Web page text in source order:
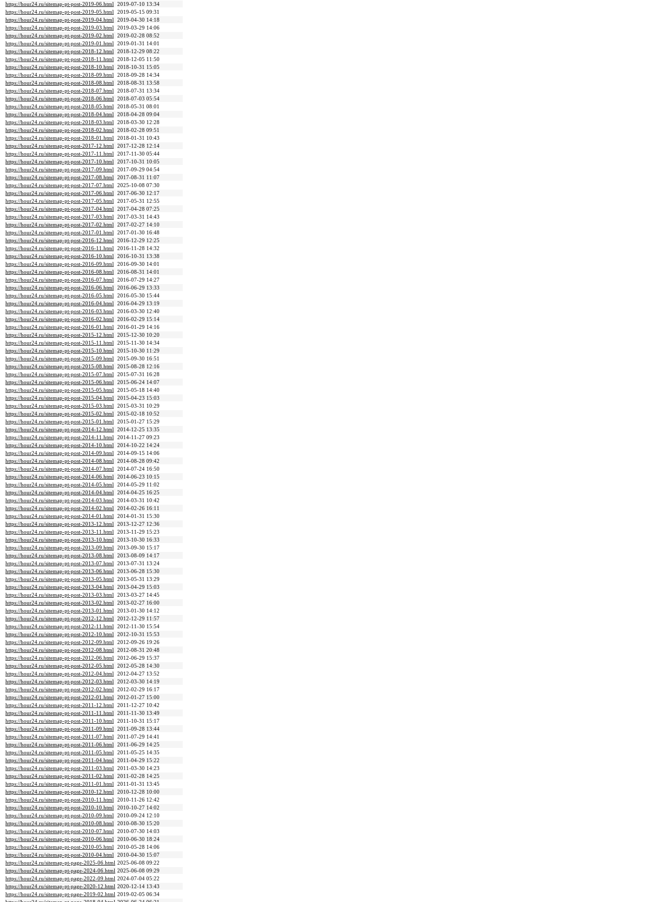
https://hour24.ru/sitemap-pt-post-2019-06.html 2019-07-10 13:34
https://hour24.ru/sitemap-pt-post-2019-05.html 2019-05-15 09:31
https://hour24.ru/sitemap-pt-post-2019-04.html 2019-04-30 14:18
https://hour24.ru/sitemap-pt-post-2019-03.html 2019-03-29 14:06
https://hour24.ru/sitemap-pt-post-2019-02.html 2019-02-28 08:52
https://hour24.ru/sitemap-pt-post-2019-01.html 2019-01-31 14:01
https://hour24.ru/sitemap-pt-post-2018-12.html 2018-12-29 08:22
https://hour24.ru/sitemap-pt-post-2018-11.html 2018-12-05 11:50
https://hour24.ru/sitemap-pt-post-2018-10.html 2018-10-31 15:05
https://hour24.ru/sitemap-pt-post-2018-09.html 2018-09-28 14:34
https://hour24.ru/sitemap-pt-post-2018-08.html 2018-08-31 13:58
https://hour24.ru/sitemap-pt-post-2018-07.html 2018-07-31 13:34
https://hour24.ru/sitemap-pt-post-2018-06.html 2018-07-03 05:54
https://hour24.ru/sitemap-pt-post-2018-05.html 2018-05-31 08:01
https://hour24.ru/sitemap-pt-post-2018-04.html 2018-04-28 09:04
https://hour24.ru/sitemap-pt-post-2018-03.html 2018-03-30 12:28
https://hour24.ru/sitemap-pt-post-2018-02.html 2018-02-28 09:51
https://hour24.ru/sitemap-pt-post-2018-01.html 2018-01-31 10:43
https://hour24.ru/sitemap-pt-post-2017-12.html 2017-12-28 12:14
https://hour24.ru/sitemap-pt-post-2017-11.html 2017-11-30 05:44
https://hour24.ru/sitemap-pt-post-2017-10.html 2017-10-31 10:05
https://hour24.ru/sitemap-pt-post-2017-09.html 2017-09-29 04:54
https://hour24.ru/sitemap-pt-post-2017-08.html 2017-08-31 11:07
https://hour24.ru/sitemap-pt-post-2017-07.html 2025-10-08 07:30
https://hour24.ru/sitemap-pt-post-2017-06.html 2017-06-30 12:17
https://hour24.ru/sitemap-pt-post-2017-05.html 2017-05-31 12:55
https://hour24.ru/sitemap-pt-post-2017-04.html 2017-04-28 07:25
https://hour24.ru/sitemap-pt-post-2017-03.html 2017-03-31 14:43
https://hour24.ru/sitemap-pt-post-2017-02.html 2017-02-27 14:10
https://hour24.ru/sitemap-pt-post-2017-01.html 2017-01-30 16:48
https://hour24.ru/sitemap-pt-post-2016-12.html 2016-12-29 12:25
https://hour24.ru/sitemap-pt-post-2016-11.html 2016-11-28 14:32
https://hour24.ru/sitemap-pt-post-2016-10.html 2016-10-31 13:38
https://hour24.ru/sitemap-pt-post-2016-09.html 2016-09-30 14:01
https://hour24.ru/sitemap-pt-post-2016-08.html 2016-08-31 14:01
https://hour24.ru/sitemap-pt-post-2016-07.html 2016-07-29 14:27
https://hour24.ru/sitemap-pt-post-2016-06.html 2016-06-29 13:33
https://hour24.ru/sitemap-pt-post-2016-05.html 2016-05-30 15:44
https://hour24.ru/sitemap-pt-post-2016-04.html 2016-04-29 13:19
https://hour24.ru/sitemap-pt-post-2016-03.html 2016-03-30 12:40
https://hour24.ru/sitemap-pt-post-2016-02.html 2016-02-29 15:14
https://hour24.ru/sitemap-pt-post-2016-01.html 2016-01-29 14:16
https://hour24.ru/sitemap-pt-post-2015-12.html 2015-12-30 10:20
https://hour24.ru/sitemap-pt-post-2015-11.html 2015-11-30 14:34
https://hour24.ru/sitemap-pt-post-2015-10.html 2015-10-30 11:29
https://hour24.ru/sitemap-pt-post-2015-09.html 2015-09-30 16:51
https://hour24.ru/sitemap-pt-post-2015-08.html 2015-08-28 12:16
https://hour24.ru/sitemap-pt-post-2015-07.html 2015-07-31 16:28
https://hour24.ru/sitemap-pt-post-2015-06.html 2015-06-24 14:07
https://hour24.ru/sitemap-pt-post-2015-05.html 2015-05-18 14:40
https://hour24.ru/sitemap-pt-post-2015-04.html 2015-04-23 15:03
https://hour24.ru/sitemap-pt-post-2015-03.html 2015-03-31 10:29
https://hour24.ru/sitemap-pt-post-2015-02.html 2015-02-18 10:52
https://hour24.ru/sitemap-pt-post-2015-01.html 2015-01-27 15:29
https://hour24.ru/sitemap-pt-post-2014-12.html 2014-12-25 13:35
https://hour24.ru/sitemap-pt-post-2014-11.html 2014-11-27 09:23
https://hour24.ru/sitemap-pt-post-2014-10.html 2014-10-22 14:24
https://hour24.ru/sitemap-pt-post-2014-09.html 2014-09-15 14:06
https://hour24.ru/sitemap-pt-post-2014-08.html 2014-08-28 09:42
https://hour24.ru/sitemap-pt-post-2014-07.html 2014-07-24 16:50
https://hour24.ru/sitemap-pt-post-2014-06.html 2014-06-23 10:15
https://hour24.ru/sitemap-pt-post-2014-05.html 2014-05-29 11:02
https://hour24.ru/sitemap-pt-post-2014-04.html 2014-04-25 16:25
https://hour24.ru/sitemap-pt-post-2014-03.html 2014-03-31 10:42
https://hour24.ru/sitemap-pt-post-2014-02.html 2014-02-26 16:11
https://hour24.ru/sitemap-pt-post-2014-01.html 2014-01-31 15:30
https://hour24.ru/sitemap-pt-post-2013-12.html 2013-12-27 12:36
https://hour24.ru/sitemap-pt-post-2013-11.html 2013-11-29 15:23
https://hour24.ru/sitemap-pt-post-2013-10.html 2013-10-30 16:33
https://hour24.ru/sitemap-pt-post-2013-09.html 2013-09-30 15:17
https://hour24.ru/sitemap-pt-post-2013-08.html 2013-08-09 14:17
https://hour24.ru/sitemap-pt-post-2013-07.html 2013-07-31 13:24
https://hour24.ru/sitemap-pt-post-2013-06.html 2013-06-28 15:30
https://hour24.ru/sitemap-pt-post-2013-05.html 2013-05-31 13:29
https://hour24.ru/sitemap-pt-post-2013-04.html 2013-04-29 15:03
https://hour24.ru/sitemap-pt-post-2013-03.html 2013-03-27 14:45
https://hour24.ru/sitemap-pt-post-2013-02.html 2013-02-27 16:00
https://hour24.ru/sitemap-pt-post-2013-01.html 2013-01-30 14:12
https://hour24.ru/sitemap-pt-post-2012-12.html 2012-12-29 11:57
https://hour24.ru/sitemap-pt-post-2012-11.html 2012-11-30 15:54
https://hour24.ru/sitemap-pt-post-2012-10.html 2012-10-31 15:53
https://hour24.ru/sitemap-pt-post-2012-09.html 2012-09-26 19:26
https://hour24.ru/sitemap-pt-post-2012-08.html 2012-08-31 20:48
https://hour24.ru/sitemap-pt-post-2012-06.html 2012-06-29 15:37
https://hour24.ru/sitemap-pt-post-2012-05.html 2012-05-28 14:30
https://hour24.ru/sitemap-pt-post-2012-04.html 2012-04-27 13:52
https://hour24.ru/sitemap-pt-post-2012-03.html 2012-03-30 14:19
https://hour24.ru/sitemap-pt-post-2012-02.html 2012-02-29 16:17
https://hour24.ru/sitemap-pt-post-2012-01.html 2012-01-27 15:00
https://hour24.ru/sitemap-pt-post-2011-12.html 2011-12-27 10:42
https://hour24.ru/sitemap-pt-post-2011-11.html 2011-11-30 13:49
https://hour24.ru/sitemap-pt-post-2011-10.html 2011-10-31 15:17
https://hour24.ru/sitemap-pt-post-2011-09.html 2011-09-28 13:44
https://hour24.ru/sitemap-pt-post-2011-07.html 2011-07-29 14:41
https://hour24.ru/sitemap-pt-post-2011-06.html 2011-06-29 14:25
https://hour24.ru/sitemap-pt-post-2011-05.html 2011-05-25 14:35
https://hour24.ru/sitemap-pt-post-2011-04.html 2011-04-29 15:22
https://hour24.ru/sitemap-pt-post-2011-03.html 2011-03-30 14:23
https://hour24.ru/sitemap-pt-post-2011-02.html 2011-02-28 14:25
https://hour24.ru/sitemap-pt-post-2011-01.html 2011-01-31 13:45
https://hour24.ru/sitemap-pt-post-2010-12.html 2010-12-28 10:00
https://hour24.ru/sitemap-pt-post-2010-11.html 2010-11-26 12:42
https://hour24.ru/sitemap-pt-post-2010-10.html 2010-10-27 14:02
https://hour24.ru/sitemap-pt-post-2010-09.html 2010-09-24 12:10
https://hour24.ru/sitemap-pt-post-2010-08.html 2010-08-30 15:20
https://hour24.ru/sitemap-pt-post-2010-07.html 2010-07-30 14:03
https://hour24.ru/sitemap-pt-post-2010-06.html 2010-06-30 18:24
https://hour24.ru/sitemap-pt-post-2010-05.html 2010-05-28 14:06
https://hour24.ru/sitemap-pt-post-2010-04.html 2010-04-30 15:07
https://hour24.ru/sitemap-pt-page-2025-06.html 2025-06-08 09:22
https://hour24.ru/sitemap-pt-page-2024-06.html 2025-06-08 09:29
https://hour24.ru/sitemap-pt-page-2022-09.html 2024-07-04 05:22
https://hour24.ru/sitemap-pt-page-2020-12.html 2020-12-14 13:43
https://hour24.ru/sitemap-pt-page-2019-02.html 2019-02-05 06:34